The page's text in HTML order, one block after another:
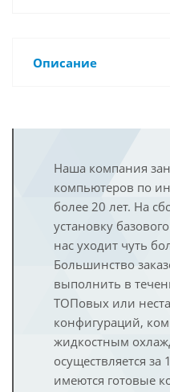
Описание
Наша компания
компьютеров по
более 20 лет. На
установку
нас уходит чуть
Большинство
выполнить в
ТОПовых или
конфигураций,
жидкостным
осуществляется за
имеются готовые